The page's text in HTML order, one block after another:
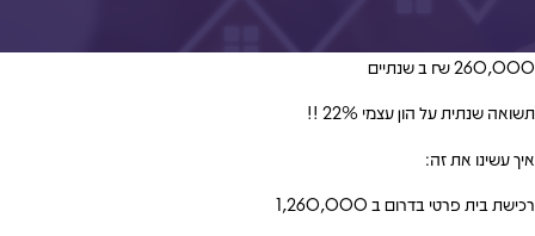
260,000 ₪ ב שנתיים
תשואה שנתית על הון עצמי 22% !!
איך עשינו את זה:
רכישת בית פרטי בדרום ב 1,260,000